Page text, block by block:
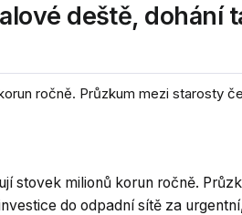
deště, dohání
ročně. Průzkum mezi starosty
stovek milionů korun ročně.
do odpadní sítě za